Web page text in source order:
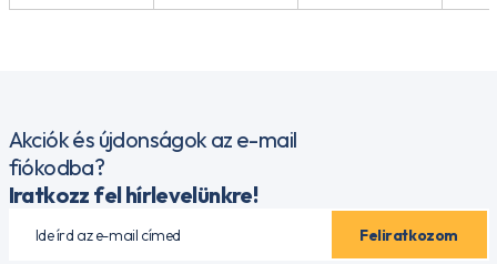
Akciók és újdonságok az e-mail
fiókodba?
Iratkozz fel hírlevelünkre!